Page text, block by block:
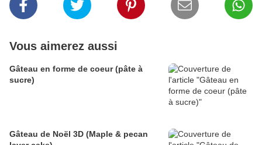
Vous aimerez aussi
Gâteau en forme de coeur (pâte à
sucre)
Gâteau de Noël 3D (Maple & pecan